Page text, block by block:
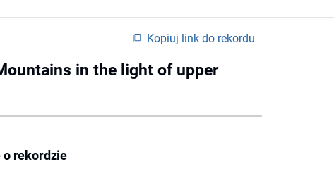
Kopiuj link do rekordu
in the light of upper
o rekordzie